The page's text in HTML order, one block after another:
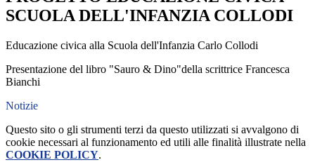
SCUOLA DELL'INFANZIA COLLODI
Educazione civica alla Scuola dell'Infanzia Carlo Collodi
Presentazione del libro "Sauro & Dino"della scrittrice Francesca
Bianchi
Notizie
Questo sito o gli strumenti terzi da questo utilizzati si avvalgono di
cookie necessari al funzionamento ed utili alle finalità illustrate nella
COOKIE POLICY.